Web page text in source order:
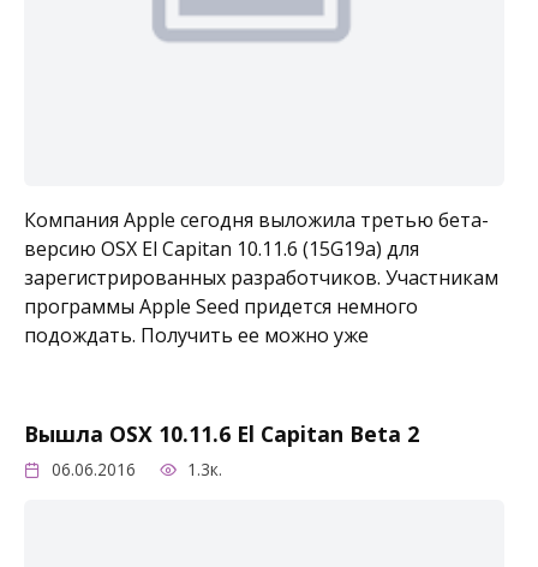
Компания Apple сегодня выложила третью бета-
версию OSX El Capitan 10.11.6 (15G19a) для
зарегистрированных разработчиков. Участникам
программы Apple Seed придется немного
подождать. Получить ее можно уже
Вышла OSX 10.11.6 El Capitan Beta 2
06.06.2016 1.3к.